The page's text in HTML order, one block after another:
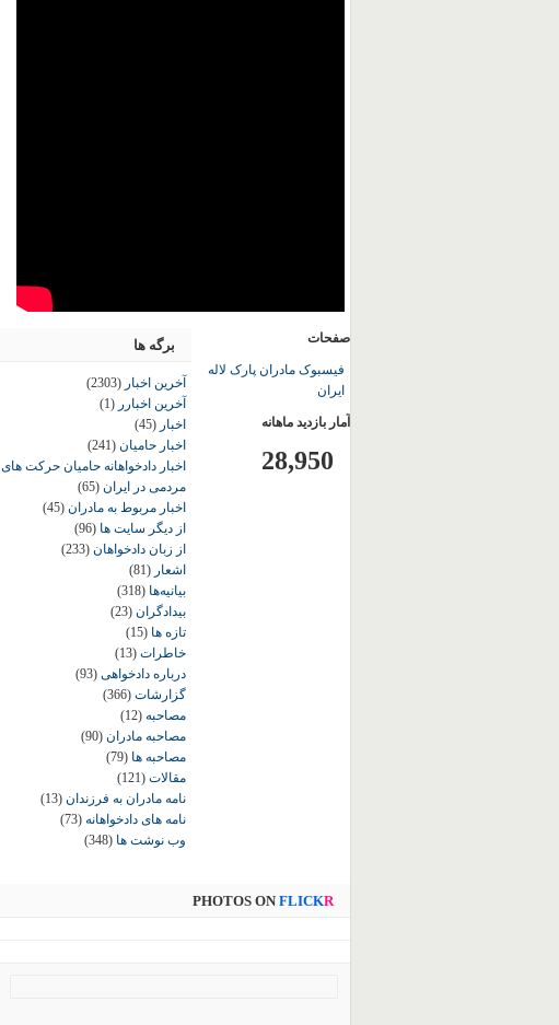
برگه ها
آخرین اخبار (2303)
آخرین اخبارر (1)
اخبار (45)
اخبار حامیان (241)
اخبار دادخواهانه حامیان حرکت های
مردمی در ایران (65)
اخبار مربوط به مادران (45)
از دیگر سایت ها (96)
از زبان دادخواهان (233)
اشعار (81)
بیانیه‌ها (318)
بیدادگران (23)
تازه ها (15)
خاطرات (13)
درباره دادخواهی (93)
گزارشات (366)
مصاحبه (12)
مصاحبه مادران (90)
مصاحبه ها (79)
مقالات (121)
نامه مادران به فرزندان (13)
نامه های دادخواهانه (73)
وب نوشت ها (348)
صفحات
فیسبوک مادران پارک لاله
ایران
آمار بازدید ماهانه
28,950
PHOTOS ON FLICKR